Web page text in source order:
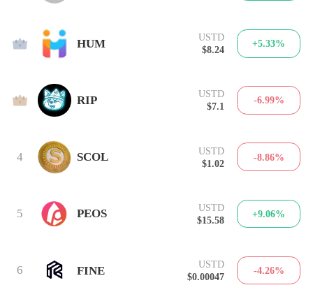
2 HUM
USTD
$8.24
+5.33%
3 RIP
USTD
$7.1
-6.99%
4 SCOL
USTD
$1.02
-8.86%
5 PEOS
USTD
$15.58
+9.06%
6 FINE
USTD
$0.00047
-4.26%